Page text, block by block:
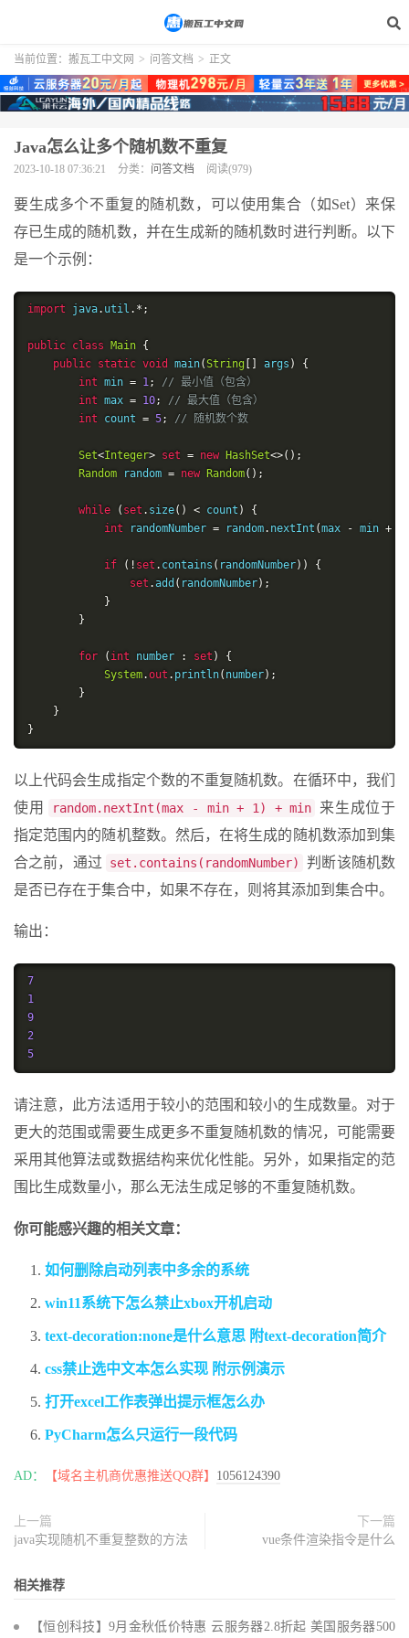
当前位置： 搬瓦工中文网 > 问答文档 > 正文
Java怎么让多个随机数不重复
2023-10-18 07:36:21 分类： 问答文档 阅读(979)
要生成多个不重复的随机数，可以使用集合（如Set）来保
存已生成的随机数，并在生成新的随机数时进行判断。以下
是一个示例：
import java. util .*;
public class Main {
public static void main(String args )
{
int min = 1;
// 最小值（包含）
int max = 10;
// 最大值（包含）
int count = 5; // 随机数个数
Set<Integer> set = new HashSet<>();
Random random = new Random();
while ( set . size() < count )
{
int randomNumber = random. nextInt (max - min +
if (! set . contains ( randomNumber))
{
set .add ( randomNumber);
}
}
for ( int number : set )
{
System.out . println( number);
}
}
}
以上代码会生成指定个数的不重复随机数。在循环中，我们
使用
random.nextInt(max - min + 1) + min
来生成位于
指定范围内的随机整数。然后，在将生成的随机数添加到集
合之前，通过
set.contains(randomNumber)
判断该随机数
是否已存在于集合中，如果不存在，则将其添加到集合中。
输出：
7
1
9
2
5
请注意，此方法适用于较小的范围和较小的生成数量。对于
更大的范围或需要生成更多不重复随机数的情况，可能需要
采用其他算法或数据结构来优化性能。另外，如果指定的范
围比生成数量小，那么无法生成足够的不重复随机数。
你可能感兴趣的相关文章：
如何删除启动列表中多余的系统
win11系统下怎么禁止xbox开机启动
text-decoration:none是什么意思 附text-decoration简介
css禁止选中文本怎么实现 附示例演示
打开excel工作表弹出提示框怎么办
PyCharm怎么只运行一段代码
AD： 【域名主机商优惠推送QQ群】 1056124390
上一篇
java实现随机不重复整数的方法
下一篇
vue条件渲染指令是什么
相关推荐
【恒创科技】9月金秋低价特惠 云服务器2.8折起 美国服务器500